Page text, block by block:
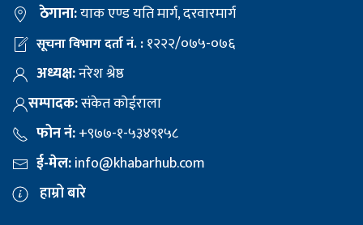
ठेगाना:याक एण्ड यति मार्ग, दरवारमार्ग
सूचना विभाग दर्ता नं. :१२२२/०७५-०७६
अध्यक्ष:नरेश श्रेष्ठ
सम्पादक:संकेत कोईराला
फोन नं:+९७७-१-५३४९१५८
ई-मेल:info@khabarhub.com
हाम्रो बारे